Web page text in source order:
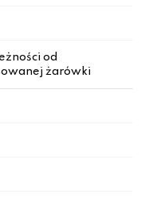
od
żarówki